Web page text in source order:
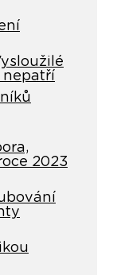
nepatří
2023